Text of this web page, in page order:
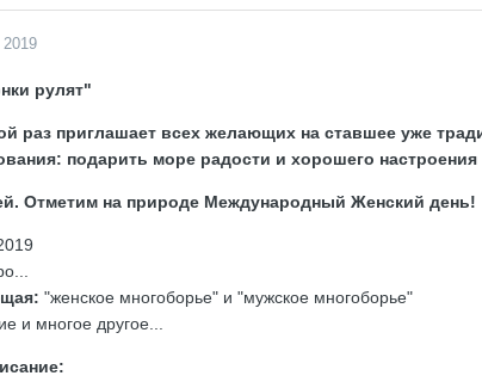
рулят"
раз приглашает всех желающих на ставшее уже
подарить море радости и хорошего
Отметим на природе Международный Женский день!
"женское многоборье" и "мужское многоборье"
и многое другое...